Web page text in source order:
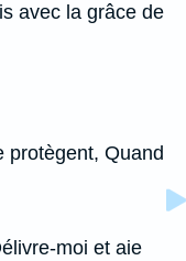
avec la grâce de
protègent, Quand
moi et aie